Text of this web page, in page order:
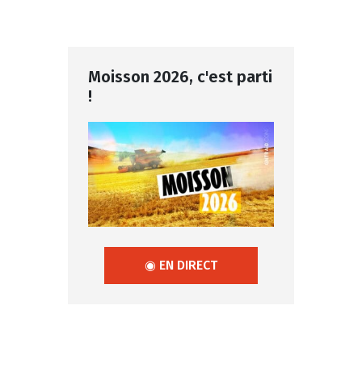
Moisson 2026, c'est parti
!
◉ EN DIRECT